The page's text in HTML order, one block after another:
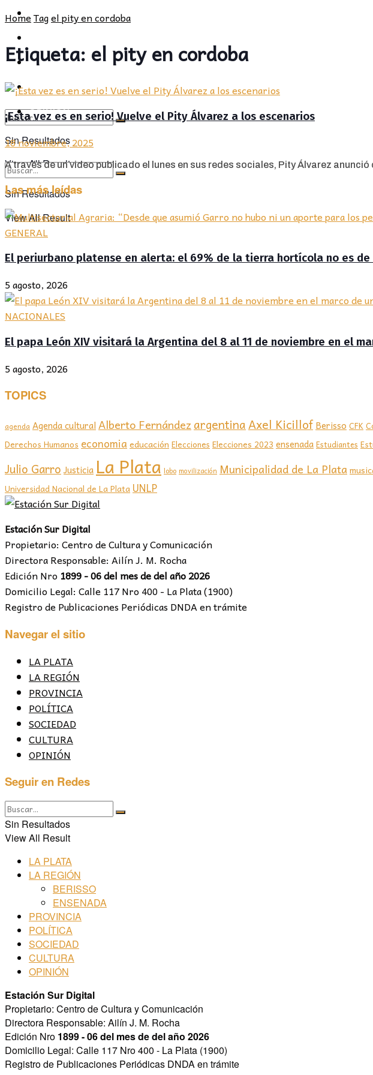
POLÍTICA
CULTURA
Sin Resultados
View All Result
PROVINCIA
SOCIEDAD
CULTURA
OPINIÓN
Sin Resultados
View All Result
HomeTagel pity en cordoba
Etiqueta: el pity en cordoba
¡Esta vez es en serio! Vuelve el Pity Álvarez a los escenarios
18 noviembre, 2025
A través de un video publicado el lunes en sus redes sociales, Pity Álvarez
Las más leídas
GENERAL
El periurbano platense en alerta: el 69% de la tierra hortícola no es de
5 agosto, 2026
NACIONALES
El papa León XIV visitará la Argentina del 8 al 11 de noviembre en el
5 agosto, 2026
TOPICS
agenda Agenda culturalAlberto Fernández argentinaAxel Kicillof Berisso CFK
Derechos Humanos economia educación Elecciones Elecciones 2023 ensenada Estudiantes
Julio Garro Justicia La Plata lobo movilización Municipalidad de La Plata
Universidad Nacional de La Plata UNLP
Estación Sur Digital
Propietario: Centro de Cultura y Comunicación
Directora Responsable: Ailín J. M. Rocha
Edición Nro 1899 - 06 del mes de del año 2026
Domicilio Legal: Calle 117 Nro 400 - La Plata (1900)
Registro de Publicaciones Periódicas DNDA en trámite
Navegar el sitio
LA PLATA
LA REGIÓN
PROVINCIA
POLÍTICA
SOCIEDAD
CULTURA
OPINIÓN
Seguir en Redes
Sin Resultados
View All Result
LA PLATA
LA REGIÓN
BERISSO
ENSENADA
PROVINCIA
POLÍTICA
SOCIEDAD
CULTURA
OPINIÓN
Estación Sur Digital
Propietario: Centro de Cultura y Comunicación
Directora Responsable: Ailín J. M. Rocha
Edición Nro 1899 - 06 del mes de del año 2026
Domicilio Legal: Calle 117 Nro 400 - La Plata (1900)
Registro de Publicaciones Periódicas DNDA en trámite